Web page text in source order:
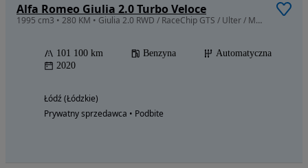
Alfa Romeo Giulia 2.0 Turbo Veloce
1995 cm3 • 280 KM • Giulia 2.0 RWD / RaceChip GTS / Ulter / Maxton
101 100 km Benzyna
Automatyczna
2020
Łódź (Łódzkie)
Prywatny sprzedawca • Podbite